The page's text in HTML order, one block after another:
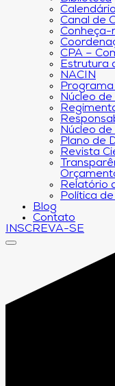
Canal de
Conheça-
CPA –
Estrutura
NACIN
Núcleo
Núcleo
Plano de
Revista
Relatório
Política
Blog
Contato
INSCREVA-SE